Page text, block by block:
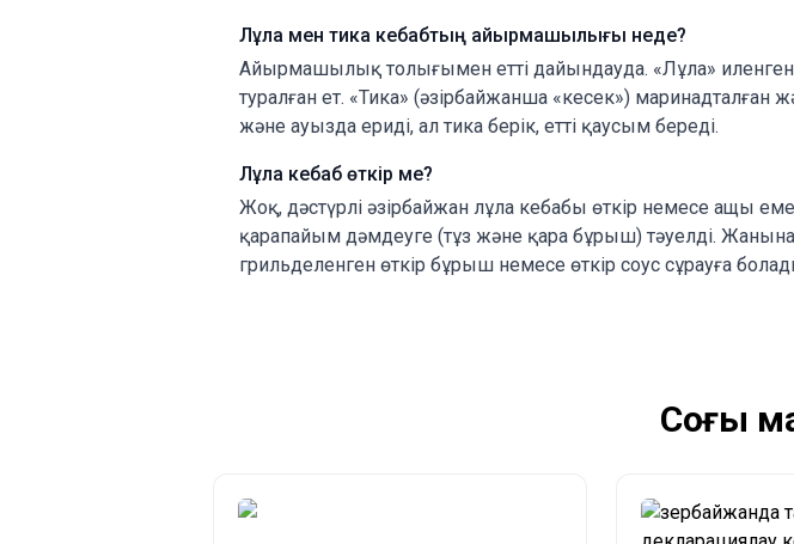
Лұла мен тика кебабтың айырмашылығы неде?
Айырмашылық толығымен етті дайындауда. «Лұла»
туралған ет. «Тика» (әзірбайжанша «кесек») маринадталған
және ауызда ериді, ал тика берік, етті қаусым береді.
Лұла кебаб өткір ме?
Жоқ, дәстүрлі әзірбайжан лұла кебабы өткір немесе ащы
қарапайым дәмдеуге (тұз және қара бұрыш) тәуелді.
грильделенген өткір бұрыш немесе өткір соус сұрауға
Соңғы